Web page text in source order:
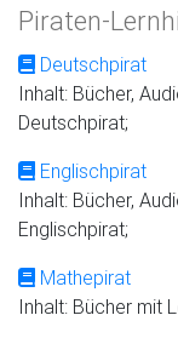
Piraten-
Deutschpirat
Inhalt: Bücher,
Deutschpirat;
Englischpirat
Inhalt: Bücher,
Englischpirat;
Mathepirat
Inhalt: Bücher mit